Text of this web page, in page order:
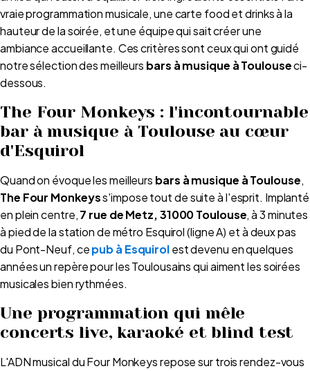
vraie programmation musicale, une carte food et drinks à la
hauteur de la soirée, et une équipe qui sait créer une
ambiance accueillante. Ces critères sont ceux qui ont guidé
notre sélection des meilleurs bars à musique à Toulouseci-
dessous.
The Four Monkeys : l'incontournable
bar à musique à Toulouse au cœur
d'Esquirol
Quand on évoque les meilleurs bars à musique à Toulouse,
The Four Monkeyss'impose tout de suite à l'esprit. Implanté
en plein centre,7 rue de Metz, 31000 Toulouse, à 3 minutes
à pied de la station de métro Esquirol (ligne A) et à deux pas
du Pont-Neuf, cepub à Esquirolest devenu en quelques
années un repère pour les Toulousains qui aiment les soirées
musicales bien rythmées.
Une programmation qui mêle
concerts live, karaoké et blind test
L'ADN musical du Four Monkeys repose sur trois rendez-vous